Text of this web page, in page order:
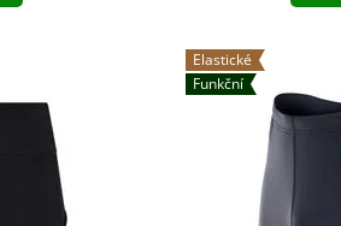
Elastické
Funkční